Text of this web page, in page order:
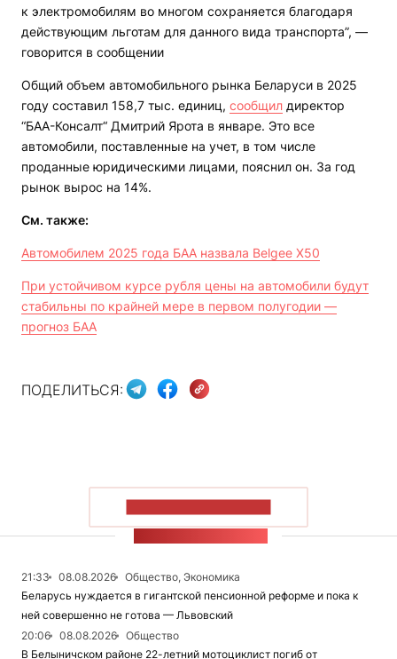
к электромобилям во многом сохраняется благодаря
действующим льготам для данного вида транспорта”, —
говорится в сообщении
Общий объем автомобильного рынка Беларуси в 2025
году составил 158,7 тыс. единиц, сообщил директор
“БАА-Консалт“ Дмитрий Ярота в январе. Это все
автомобили, поставленные на учет, в том числе
проданные юридическими лицами, пояснил он. За год
рынок вырос на 14%.
См. также:
Автомобилем 2025 года БАА назвала Belgee X50
При устойчивом курсе рубля цены на автомобили будут
стабильны по крайней мере в первом полугодии —
прогноз БАА
ПОДЕЛИТЬСЯ:
21:33 08.08.2026
Общество, Экономика
Беларусь нуждается в гигантской пенсионной реформе и пока к
ней совершенно не готова — Львовский
20:06
08.08.2026
Общество
В Белыничском районе 22-летний мотоциклист погиб от